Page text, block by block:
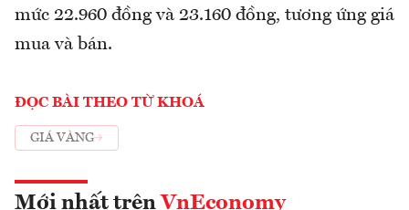
mức 22.960 đồng và 23.160 đồng, tương ứng giá
mua và bán.
ĐỌC BÀI THEO TỪ KHOÁ
GIÁ VÀNG
Mới nhất trên VnEconomy